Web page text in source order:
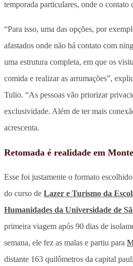
temporada particulares, onde o
“Para isso, uma das opções, por
afastados onde não há contato com
uma estrutura completa, em que os
comida e realizar as arrumações”,
Tulio. “As pessoas vão priorizar
exclusividade. Além de ter mais
acrescenta.
Retomada é realidade em
Esse foi justamente o formato
do curso de Lazer e Turismo da
Humanidades da Universidade de
primeira viagem após 90 dias de
semana, ele fez as malas e partiu para
distante 163 quilômetros da capital